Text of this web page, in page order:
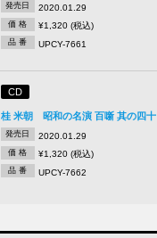
発売日 2020.01.29
価 格 ¥1,320 (税込)
品 番 UPCY-7661
CD
桂 米朝 昭和の名演 百噺 其の四十
発売日 2020.01.29
価 格 ¥1,320 (税込)
品 番 UPCY-7662